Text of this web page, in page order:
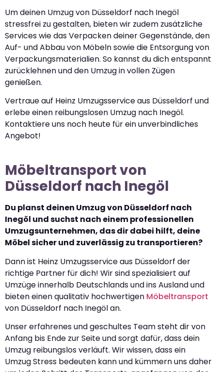
Um deinen Umzug von Düsseldorf nach Inegöl
stressfrei zu gestalten, bieten wir zudem zusätzliche
Services wie das Verpacken deiner Gegenstände, den
Auf- und Abbau von Möbeln sowie die Entsorgung von
Verpackungsmaterialien. So kannst du dich entspannt
zurücklehnen und den Umzug in vollen Zügen
genießen.
Vertraue auf Heinz Umzugsservice aus Düsseldorf und
erlebe einen reibungslosen Umzug nach Inegöl.
Kontaktiere uns noch heute für ein unverbindliches
Angebot!
Möbeltransport von
Düsseldorf nach Inegöl
Du planst deinen Umzug von Düsseldorf nach
Inegöl und suchst nach einem professionellen
Umzugsunternehmen, das dir dabei hilft, deine
Möbel sicher und zuverlässig zu transportieren?
Dann ist Heinz Umzugsservice aus Düsseldorf der
richtige Partner für dich! Wir sind spezialisiert auf
Umzüge innerhalb Deutschlands und ins Ausland und
bieten einen qualitativ hochwertigen Möbeltransport
von Düsseldorf nach Inegöl an.
Unser erfahrenes und geschultes Team steht dir von
Anfang bis Ende zur Seite und sorgt dafür, dass dein
Umzug reibungslos verläuft. Wir wissen, dass ein
Umzug Stress bedeuten kann und kümmern uns daher